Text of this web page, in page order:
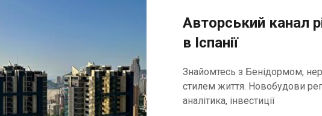
Авторський канал
в Іспанії
Знайомтесь з Бенідормом,
стилем життя. Новобудови
аналітика, інвестиції